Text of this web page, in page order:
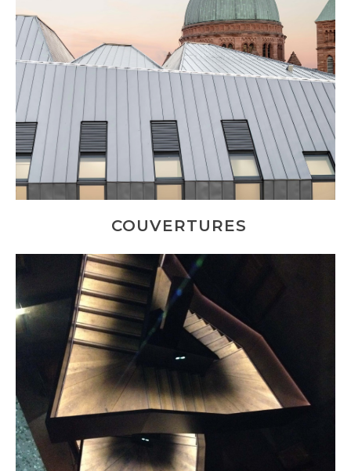
COUVERTURES